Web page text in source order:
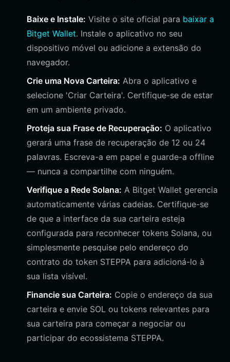
Baixe e Instale: Visite o site oficial para baixar a
Bitget Wallet. Instale o aplicativo no seu
dispositivo móvel ou adicione a extensão do
navegador.
Crie uma Nova Carteira: Abra o aplicativo e
selecione 'Criar Carteira'. Certifique-se de estar
em um ambiente privado.
Proteja sua Frase de Recuperação: O aplicativo
gerará uma frase de recuperação de 12 ou 24
palavras. Escreva-a em papel e guarde-a offline
— nunca a compartilhe com ninguém.
Verifique a Rede Solana: A Bitget Wallet gerencia
automaticamente várias cadeias. Certifique-se
de que a interface da sua carteira esteja
configurada para reconhecer tokens Solana, ou
simplesmente pesquise pelo endereço do
contrato do token STEPPA para adicioná-lo à
sua lista visível.
Financie sua Carteira: Copie o endereço da sua
carteira e envie SOL ou tokens relevantes para
sua carteira para começar a negociar ou
participar do ecossistema STEPPA.